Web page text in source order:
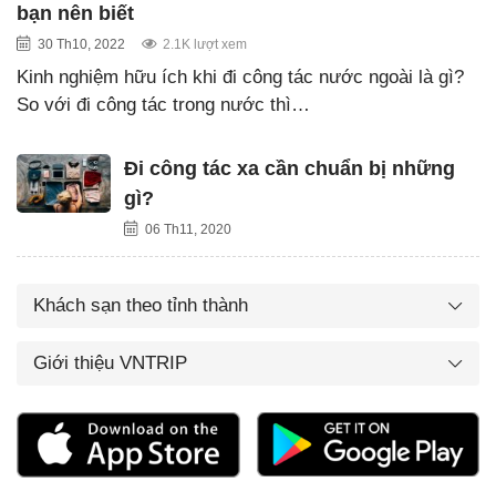
bạn nên biết
30 Th10, 2022 2.1K lượt xem
Kinh nghiệm hữu ích khi đi công tác nước ngoài là gì?
So với đi công tác trong nước thì…
Đi công tác xa cần chuẩn bị những
gì?
06 Th11, 2020
Khách sạn theo tỉnh thành
Giới thiệu VNTRIP